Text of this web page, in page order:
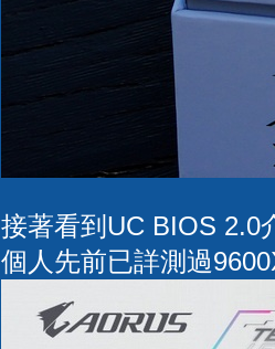
接著看到UC BIOS 2.0
個人先前已詳測過